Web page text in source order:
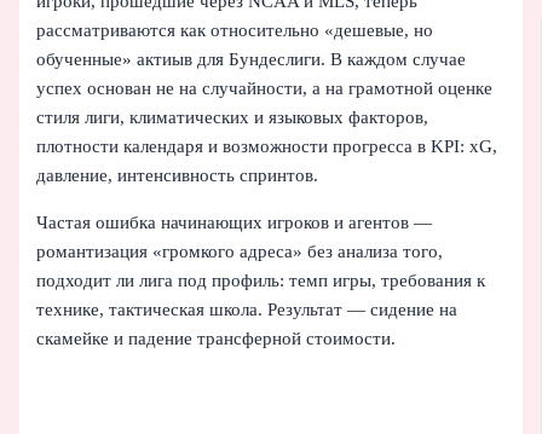
рассматриваются как относительно «дешевые, но
обученные» актиыв для Бундеслиги. В каждом случае
успех основан не на случайности, а на грамотной оценке
стиля лиги, климатических и языковых факторов,
плотности календаря и возможности прогресса в KPI: xG,
давление, интенсивность спринтов.
Частая ошибка начинающих игроков и агентов —
романтизация «громкого адреса» без анализа того,
подходит ли лига под профиль: темп игры, требования к
технике, тактическая школа. Результат — сидение на
скамейке и падение трансферной стоимости.